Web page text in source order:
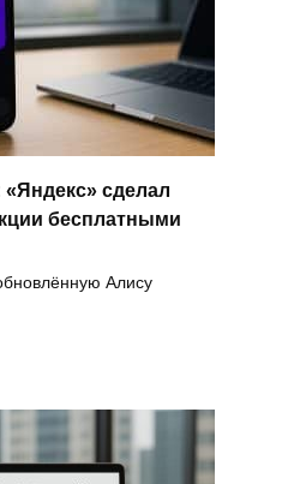
сделал
бесплатными
Алису